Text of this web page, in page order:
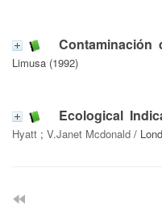
Contaminación
Limusa (1992)
Ecological
Hyatt ; V.Janet Mcdonald /